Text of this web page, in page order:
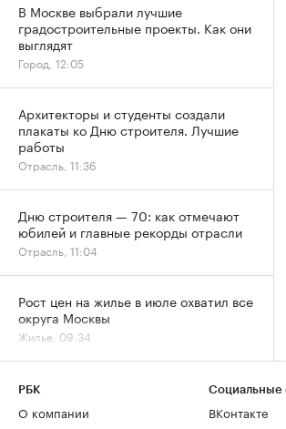
В Москве выбрали лучшие
градостроительные проекты. Как они
выглядят
Город, 12:05
Архитекторы и студенты создали
плакаты ко Дню строителя. Лучшие
работы
Отрасль, 11:36
Дню строителя — 70: как отмечают
юбилей и главные рекорды отрасли
Отрасль, 11:04
Рост цен на жилье в июле охватил все
округа Москвы
Жилье, 09:34
Эксперты объяснили, почему жилье
«вчера»
РАДИО
РБК
О компании
Социальные
ВКонтакте